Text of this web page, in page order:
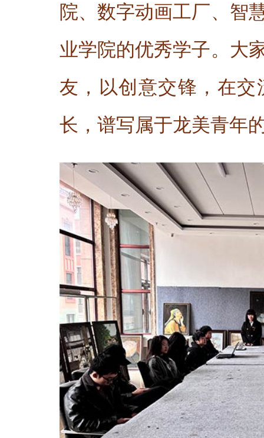
院、数字动画工厂、智
业学院的优秀学子。大
友，以创意交锋，在
长，谱写属于龙美青年